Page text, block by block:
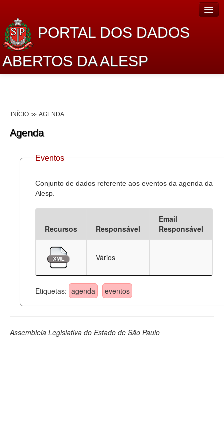
PORTAL DOS DADOS
ABERTOS DA ALESP
Lei de Acesso à Informação
Dados Governamentais Abertos
Planejamento
Catálogo de dados
Deputados Estaduais
Administração
Legislação
INÍCIO AGENDA
Agenda
Eventos
Conjunto de dados referente aos eventos da agenda da
Alesp.
Recursos Responsável
Email
Responsável
Vários
Etiquetas: agenda eventos
Assembleia Legislativa do Estado de São Paulo